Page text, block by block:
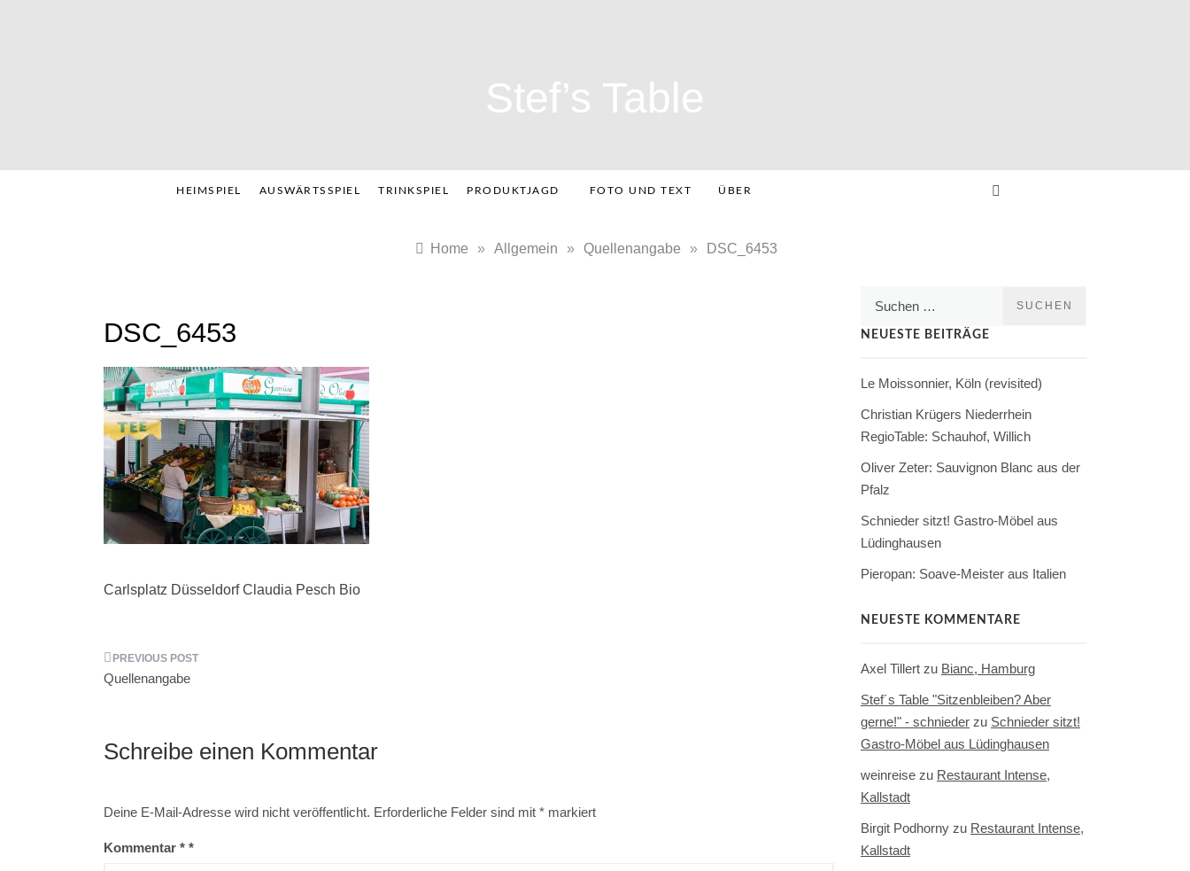
Stef’s Table
HEIMSPIEL AUSWÄRTSSPIEL TRINKSPIEL PRODUKTJAGD FOTO UND TEXT ÜBER
Home » Allgemein » Quellenangabe » DSC_6453
DSC_6453
Carlsplatz Düsseldorf Claudia Pesch Bio
Beitragsnavigation
Quellenangabe
Schreibe einen Kommentar
Deine E-Mail-Adresse wird nicht veröffentlicht. Erforderliche Felder sind mit * markiert
Kommentar *
NEUESTE BEITRÄGE
Le Moissonnier, Köln (revisited)
Christian Krügers Niederrhein
RegioTable: Schauhof, Willich
Oliver Zeter: Sauvignon Blanc aus der
Pfalz
Schnieder sitzt! Gastro-Möbel aus
Lüdinghausen
Pieropan: Soave-Meister aus Italien
NEUESTE KOMMENTARE
Axel Tillert zu Bianc, Hamburg
Stef´s Table "Sitzenbleiben? Aber
gerne!" - schnieder zu Schnieder sitzt!
Gastro-Möbel aus Lüdinghausen
weinreise zu Restaurant Intense,
Kallstadt
Birgit Podhorny zu Restaurant Intense,
Kallstadt